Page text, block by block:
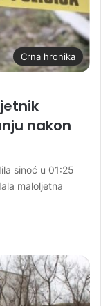
Crna hronika
nakon
sinoć u 01:25
maloljetna